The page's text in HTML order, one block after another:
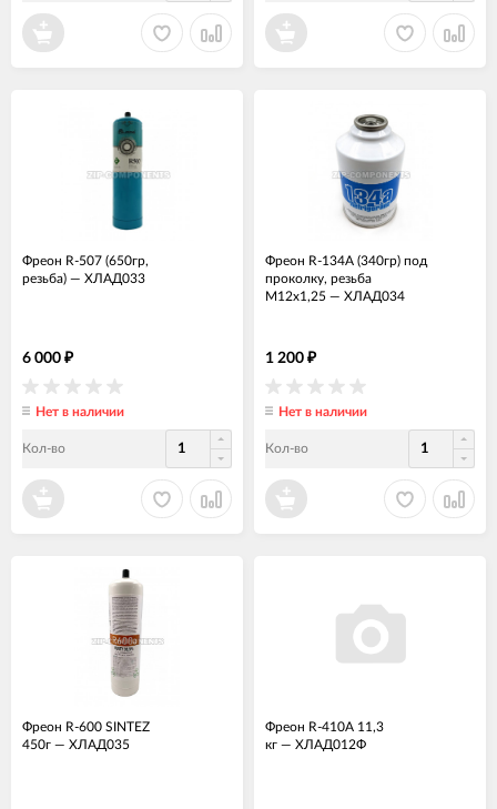
Фреон R-507 (650гр,
резьба) — ХЛАД033
6 000 ₽
Нет в наличии
Кол-во
Фреон R-134А (340гр) под
проколку, резьба
M12х1,25 — ХЛАД034
1 200 ₽
Нет в наличии
Кол-во
Фреон R-600 SINTEZ
450г — ХЛАД035
Фреон R-410А 11,3
кг — ХЛАД012Ф